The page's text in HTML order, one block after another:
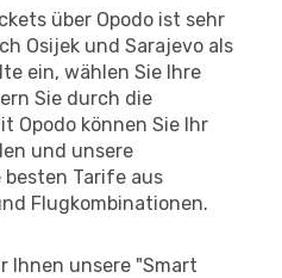
über Opodo ist sehr
Osijek und Sarajevo als
ein, wählen Sie Ihre
Sie durch die
Opodo können Sie Ihr
und unsere
Tarife aus
Flugkombinationen.
Ihnen unsere "Smart